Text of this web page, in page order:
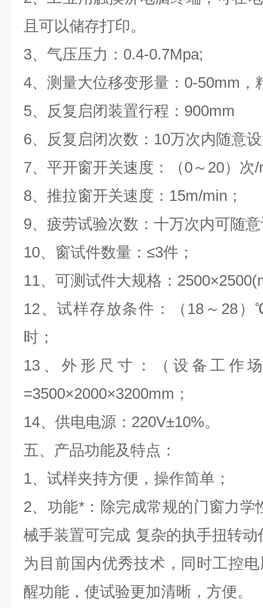
且可以储存打印。
3、气压压力： 0.4-0.7Mpa;
4、测量大位移变形量： 0-50mm ，
5、反复启闭装置行程：900mm
6、反复启闭次数：10万次内随意
7、平开窗开关速度：（0～ 20）次/
8、推拉窗开关速度： 15m/min ；
9、疲劳试验次数：十万次内可随
10、窗试件数量： ≤3件；
11、可测试件大规格： 2500×25
12、试样存放条件：（ 18 ～ 28）
时；
13 、外形尺寸：（设备工作
=3500×2000×3200mm ；
14、供电电源： 220V±10%。
五、产品功能及特点：
1、试样夹持方便，操作简单；
2、 功能*：除完成常规的门窗力学
械手装置可完成 复杂的执手扭转
为目前国内优秀技术 ，同时工控
醒功能，使试验更加清晰，方便。